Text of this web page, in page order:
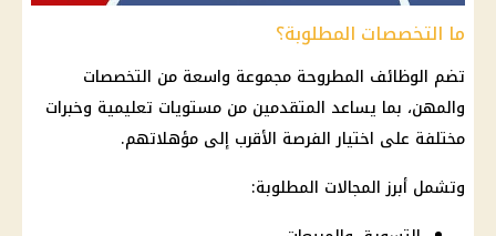
ما التخصصات المطلوبة؟
تضم الوظائف المطروحة مجموعة واسعة من التخصصات
والمهن، بما يساعد المتقدمين من مستويات تعليمية وخبرات
مختلفة على اختيار الفرصة الأقرب إلى مؤهلاتهم.
وتشمل أبرز المجالات المطلوبة: